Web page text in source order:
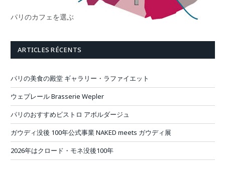
パリのカフェを選ぶ
ARTICLES RÉCENTS
パリの美食の殿堂 ギャラリー・ラファイエット
ウェプレール Brasserie Wepler
パリのおすすめビストロ アボルダージュ
ガウディ没後 100年公式事業 NAKED meets ガウディ展
2026年はクロード・モネ没後100年